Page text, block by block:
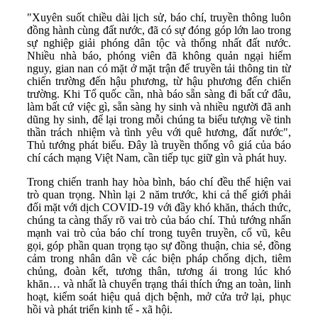
"Xuyên suốt chiều dài lịch sử, báo chí, truyền thông luôn
đồng hành cùng đất nước, đã có sự đóng góp lớn lao trong
sự nghiệp giải phóng dân tộc và thống nhất đất nước.
Nhiều nhà báo, phóng viên đã không quản ngại hiểm
nguy, gian nan có mặt ở mặt trận để truyền tải thông tin từ
chiến trường đến hậu phương, từ hậu phương đến chiến
trường. Khi Tổ quốc cần, nhà báo sẵn sàng đi bất cứ đâu,
làm bất cứ việc gì, sẵn sàng hy sinh và nhiều người đã anh
dũng hy sinh, để lại trong mỗi chúng ta biểu tượng về tinh
thần trách nhiệm và tình yêu với quê hương, đất nước",
Thủ tướng phát biểu. Đây là truyền thống vô giá của báo
chí cách mạng Việt Nam, cần tiếp tục giữ gìn và phát huy.
Trong chiến tranh hay hòa bình, báo chí đều thể hiện vai
trò quan trọng. Nhìn lại 2 năm trước, khi cả thế giới phải
đối mặt với dịch COVID-19 với đầy khó khăn, thách thức,
chúng ta càng thấy rõ vai trò của báo chí. Thủ tướng nhấn
mạnh vai trò của báo chí trong tuyên truyền, cổ vũ, kêu
gọi, góp phần quan trọng tạo sự đồng thuận, chia sẻ, đồng
cảm trong nhân dân về các biện pháp chống dịch, tiêm
chủng, đoàn kết, tương thân, tương ái trong lúc khó
khăn… và nhất là chuyển trạng thái thích ứng an toàn, linh
hoạt, kiểm soát hiệu quả dịch bệnh, mở cửa trở lại, phục
hồi và phát triển kinh tế - xã hội.